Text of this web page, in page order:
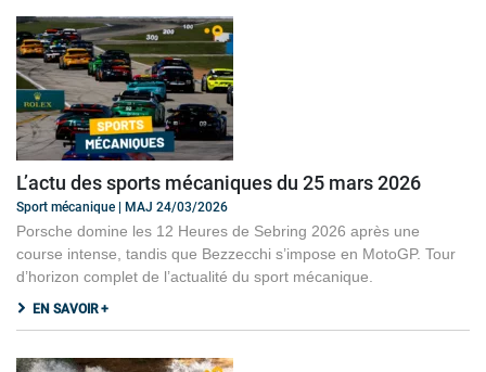
L’actu des sports mécaniques du 25 mars 2026
Sport mécanique | MAJ 24/03/2026
Porsche domine les 12 Heures de Sebring 2026 après une
course intense, tandis que Bezzecchi s’impose en MotoGP. Tour
d’horizon complet de l’actualité du sport mécanique.
EN SAVOIR +